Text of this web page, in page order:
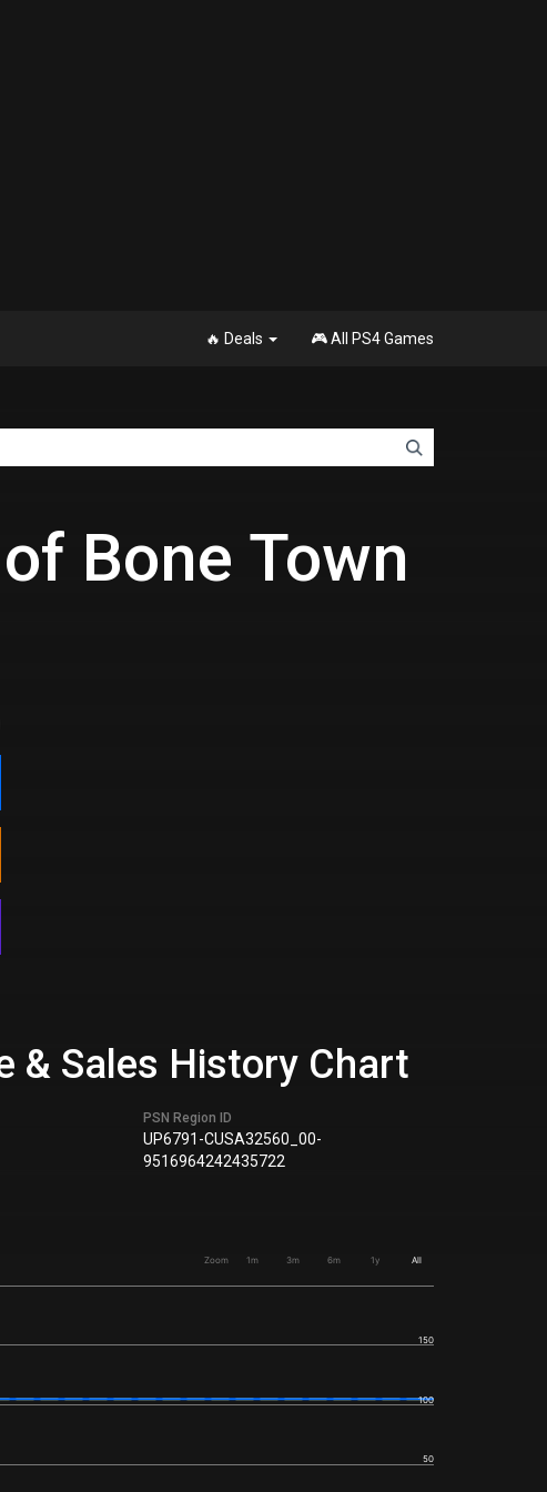
🔥 Deals 🎮 All PS4 Games
Bone Town
& Sales History Chart
PSN Region ID
UP6791-CUSA32560_00-
9516964242435722
Zoom 1m 3m 6m 1y All
50
100
150